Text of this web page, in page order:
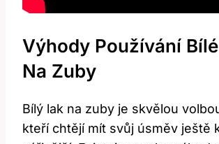
Výhody Používání
Na Zuby
Bílý lak na ​zuby‌ je skvělou
kteří chtějí mít svůj úsměv ještě